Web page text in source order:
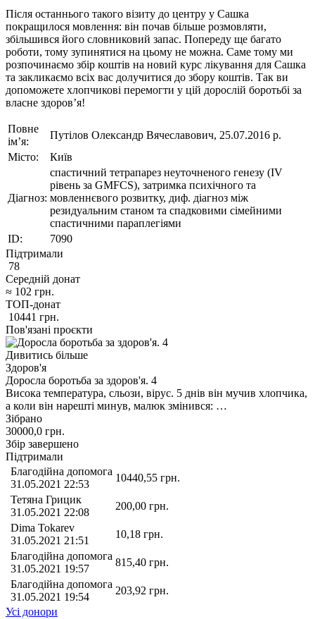
Після останнього такого візиту до центру у Сашка
покращилося мовлення: він почав більше розмовляти,
збільшився його словниковий запас. Попереду ще багато
роботи, тому зупинятися на цьому не можна. Саме тому ми
розпочинаємо збір коштів на новий курс лікування для Сашка
та закликаємо всіх вас долучитися до збору коштів. Так ви
допоможете хлопчикові перемогти у цій дорослій боротьбі за
власне здоров’я!
Повне
ім’я:
Путілов Олександр Вячеславович, 25.07.2016 р.
Місто:
Київ
Діагноз:
спастичний тетрапарез неуточненого генезу (ІV
рівень за GMFCS), затримка психічного та
мовленнєвого розвитку, диф. діагноз між
резидуальним станом та спадковими сімейними
спастичними параплегіями
ID:
7090
Підтримали
78
Середній донат
≈ 102 грн.
ТОП-донат
10441 грн.
Пов'язані проєкти
Дивитись більше
Здоров'я
Доросла боротьба за здоров'я. 4
Висока температура, сльози, вірус. 5 днів він мучив хлопчика,
а коли він нарешті минув, малюк змінився: …
Зібрано
30000,0 грн.
Збір завершено
Підтримали
Благодійна допомога
31.05.2021 22:53
10440,55 грн.
Тетяна Грицик
31.05.2021 22:08
200,00 грн.
Dima Tokarev
31.05.2021 21:51
10,18 грн.
Благодійна допомога
31.05.2021 19:57
815,40 грн.
Благодійна допомога
31.05.2021 19:54
203,92 грн.
Усі донори